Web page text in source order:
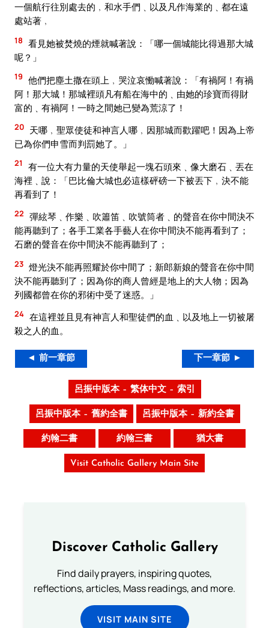
一個航行往別處去的﹐和水手們﹑以及凡作海業的﹑都在遠
處站著﹐
18 看見她被焚燒的煙就喊著說：「哪一個城能比得過那大城
呢？」
19 他們把塵土撒在頭上﹐哭泣哀慟喊著說：「有禍阿！有禍
阿！那大城！那城裡頭凡有船在海中的﹑由她的珍寶而得財
富的﹑有禍阿！一時之間她已變為荒涼了！
20 天哪﹐聖眾使徒和神言人哪﹐因那城而歡躍吧！因為上帝
已為你們申雪而判罰她了。」
21
有一位大有力量的天使舉起一塊石頭來﹑像大磨石﹑丟在
海裡﹑說：「巴比倫大城也必這樣砰磅一下被丟下﹐決不能
再看到了！
22 彈絃琴﹑作樂﹑吹簫笛﹑吹號筒者﹑的聲音在你中間決不
能再聽到了；各手工業各手藝人在你中間決不能再看到了；
石磨的聲音在你中間決不能再聽到了；
23 燈光決不能再照耀於你中間了；新郎新娘的聲音在你中間
決不能再聽到了；因為你的商人曾經是地上的大人物；因為
列國都曾在你的邪術中受了迷惑。」
24 在這裡並且見有神言人和聖徒們的血﹑以及地上一切被屠
殺之人的血。
◄ 前一章節 下一章節 ►
呂振中版本 – 繁体中文 – 索引
呂振中版本 – 舊約全書 呂振中版本 – 新約全書
約翰二書 約翰三書 猶大書
Visit Catholic Gallery Main Site
Discover Catholic Gallery
Find daily prayers, inspiring quotes,
reflections, articles, Mass readings, and more.
VISIT MAIN SITE